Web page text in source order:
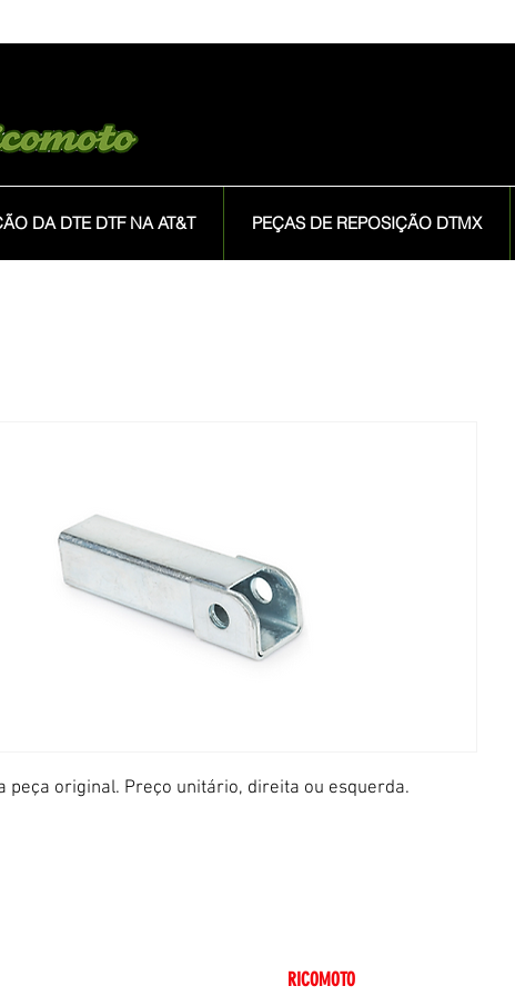
DA DTE DTF NA AT&T PEÇAS DE REPOSIÇÃO DTMX
peça original. Preço unitário, direita ou esquerda.
RICOMOTO